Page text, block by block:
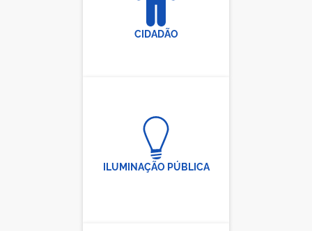
CIDADÃO
ILUMINAÇÃO PÚBLICA